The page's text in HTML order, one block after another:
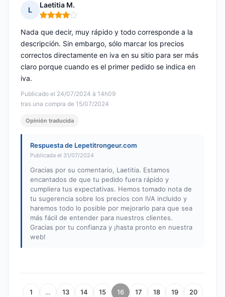
L
Laetitia M.
Nota: 4 de 5
Publicado el 24/07/2024 à 14h09
tras una compra de 15/07/2024
Nada que decir, muy rápido y todo corresponde a la
descripción. Sin embargo, sólo marcar los precios
correctos directamente en iva en su sitio para ser más
claro porque cuando es el primer pedido se indica en
iva.
Opinión traducida
Respuesta de Lepetitrongeur.com
Publicada el 31/07/2024
Gracias por su comentario, Laetitia. Estamos
encantados de que tu pedido fuera rápido y
cumpliera tus expectativas. Hemos tomado nota de
tu sugerencia sobre los precios con IVA incluido y
haremos todo lo posible por mejorarlo para que sea
más fácil de entender para nuestros clientes.
Gracias por tu confianza y ¡hasta pronto en nuestra
web!
1 … 13 14 15 16 17 18 19 20